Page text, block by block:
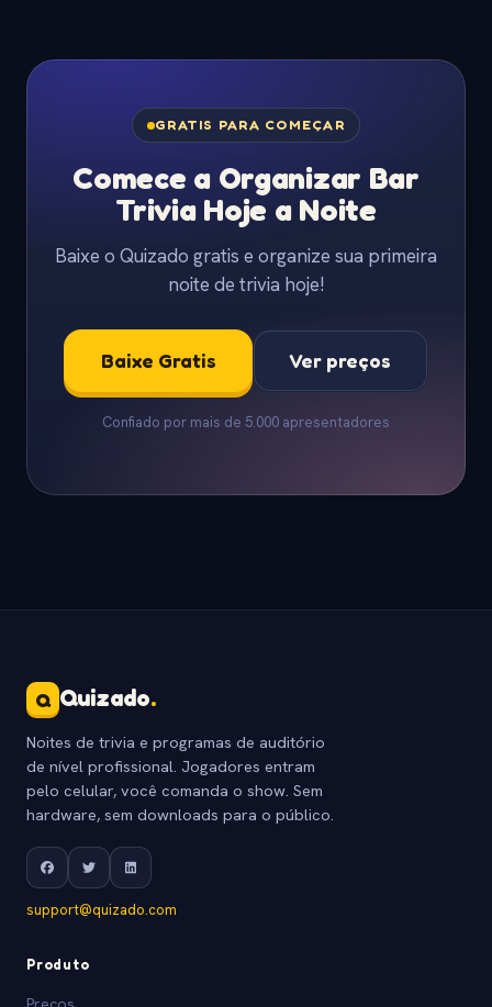
GRATIS PARA COMEÇAR
Comece a Organizar Bar
Trivia Hoje a Noite
Baixe o Quizado gratis e organize sua primeira
noite de trivia hoje!
Baixe Gratis Ver preços
Confiado por mais de 5.000 apresentadores
Q Quizado.
Noites de trivia e programas de auditório
de nível profissional. Jogadores entram
pelo celular, você comanda o show. Sem
hardware, sem downloads para o público.
support@quizado.com
Produto